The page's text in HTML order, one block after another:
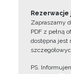
Rezerwacje
Zapraszamy
PDF z pełną
dostępna jest
PS.